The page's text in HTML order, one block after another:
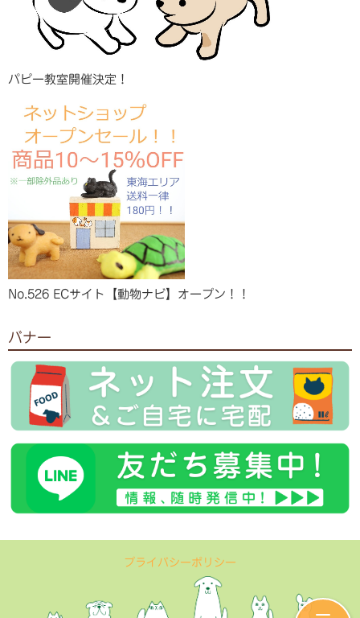
パピー教室開催決定！
No.526 ECサイト【動物ナビ】オープン！！
バナー
プライバシーポリシー